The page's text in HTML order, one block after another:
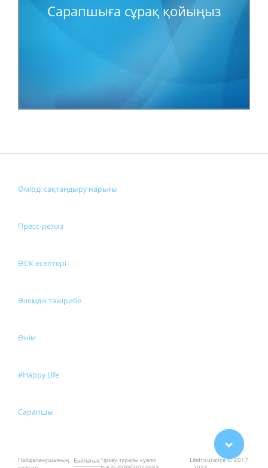
Сарапшыға сұрақ қойыңыз
Өмірді сақтандыру нарығы
Пресс-релиз
ӨСК есептері
Әлемдік тәжірибе
Өнім
#Happy Life
Сарапшы
Пайдаланушының
БайланысТіркеу туралы куәлік
LifeInsurance © 2017